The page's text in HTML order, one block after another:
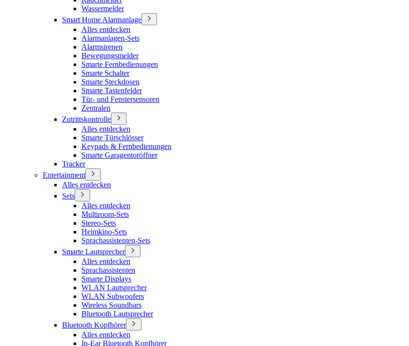
Wassermelder
Smart Home Alarmanlage
Alles entdecken
Alarmanlagen-Sets
Alarmsirenen
Bewegungsmelder
Smarte Fernbedienungen
Smarte Schalter
Smarte Steckdosen
Smarte Tastenfelder
Tür- und Fenstersensoren
Zentralen
Zutrittskontrolle
Alles entdecken
Smarte Türschlösser
Keypads & Fernbedienungen
Smarte Garagentoröffner
Tracker
Entertainment
Alles entdecken
Sets
Alles entdecken
Multiroom-Sets
Stereo-Sets
Heimkino-Sets
Sprachassistenten-Sets
Smarte Lautsprecher
Alles entdecken
Sprachassistenten
Smarte Displays
WLAN Lautsprecher
WLAN Subwoofers
Wireless Soundbars
Bluetooth Lautsprecher
Bluetooth Kopfhörer
Alles entdecken
In-Ear Bluetooth Kopfhörer